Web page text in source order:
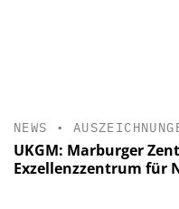
NEWS •
UKGM: Marburger
Exzellenzzentrum für